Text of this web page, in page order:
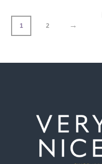
1 2 →